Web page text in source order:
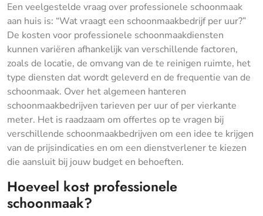
Een veelgestelde vraag over professionele schoonmaak
aan huis is: “Wat vraagt een schoonmaakbedrijf per uur?”
De kosten voor professionele schoonmaakdiensten
kunnen variëren afhankelijk van verschillende factoren,
zoals de locatie, de omvang van de te reinigen ruimte, het
type diensten dat wordt geleverd en de frequentie van de
schoonmaak. Over het algemeen hanteren
schoonmaakbedrijven tarieven per uur of per vierkante
meter. Het is raadzaam om offertes op te vragen bij
verschillende schoonmaakbedrijven om een idee te krijgen
van de prijsindicaties en om een dienstverlener te kiezen
die aansluit bij jouw budget en behoeften.
Hoeveel kost professionele
schoonmaak?